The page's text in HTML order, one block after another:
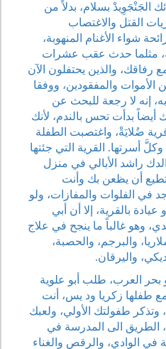
الجَنْجَوِيدْ بسلام، بدلاً من
القتل والاغتصاب
شواء الأغنام المنهوبة،
مثلما حدث عقب عشرات
رفاقك، والذين يحتفلون الآن
والمفقودين، ووفقا
إنه لا رجعة للبحث عن
أيضاً بدأت تحس بالندم، لأنك
ضُلايَةْ، واغتصبت الطفلة
وكلَّ أسرتها. القرية التي جئتها
راشد الأبالي في منزل
أن يظعن بك وأنت
في الفلوات والمفازات، ولو
بالقرية، إلا أن أبي
وهو غالباً ما ينجح في علاج
والبرجم، والحصبة،
واليرقان.
العرب، طلب أبو علوية
طفلها زكريا ود يس، أنت
وتذكر طفولتك الأولي، ولعبك
الطريق الى المدرسة في
في الوادي، والرقص والغناء